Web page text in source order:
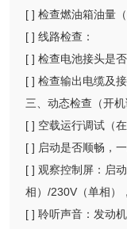
[ ] 检查燃油箱油量
[ ] 线路检查：
[ ] 检查电池接头是
[ ] 检查输出电缆及
三、动态检查（开机
[ ] 空载运行调试（
[ ] 启动是否顺畅，一
[ ] 观察控制屏：启
相）/230V（单相）
[ ] 聆听声音：发动